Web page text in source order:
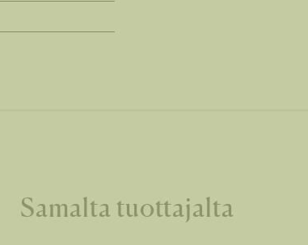
Samalta tuottajalta